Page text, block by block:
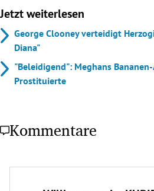
Jetzt weiterlesen
George Clooney verteidigt
Diana"
"Beleidigend": Meghans
Prostituierte
Kommentare